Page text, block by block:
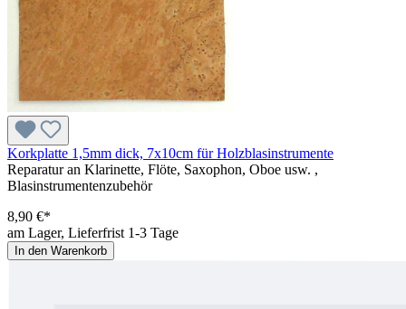
Korkplatte 1,5mm dick, 7x10cm für Holzblasinstrumente
Reparatur an Klarinette, Flöte, Saxophon, Oboe usw. ,
Blasinstrumentenzubehör
8,90 €*
am Lager, Lieferfrist 1-3 Tage
In den Warenkorb